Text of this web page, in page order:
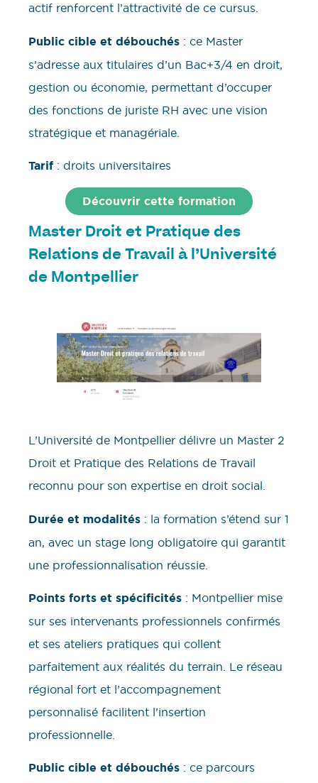
actif renforcent l’attractivité de ce cursus.
Public cible et débouchés : ce Master
s’adresse aux titulaires d’un Bac+3/4 en droit,
gestion ou économie, permettant d’occuper
des fonctions de juriste RH avec une vision
stratégique et managériale.
Tarif : droits universitaires
Découvrir cette formation
Master Droit et Pratique des
Relations de Travail à l’Université
de Montpellier
L’Université de Montpellier délivre un Master 2
Droit et Pratique des Relations de Travail
reconnu pour son expertise en droit social.
Durée et modalités : la formation s’étend sur 1
an, avec un stage long obligatoire qui garantit
une professionnalisation réussie.
Points forts et spécificités : Montpellier mise
sur ses intervenants professionnels confirmés
et ses ateliers pratiques qui collent
parfaitement aux réalités du terrain. Le réseau
régional fort et l’accompagnement
personnalisé facilitent l’insertion
professionnelle.
Public cible et débouchés : ce parcours